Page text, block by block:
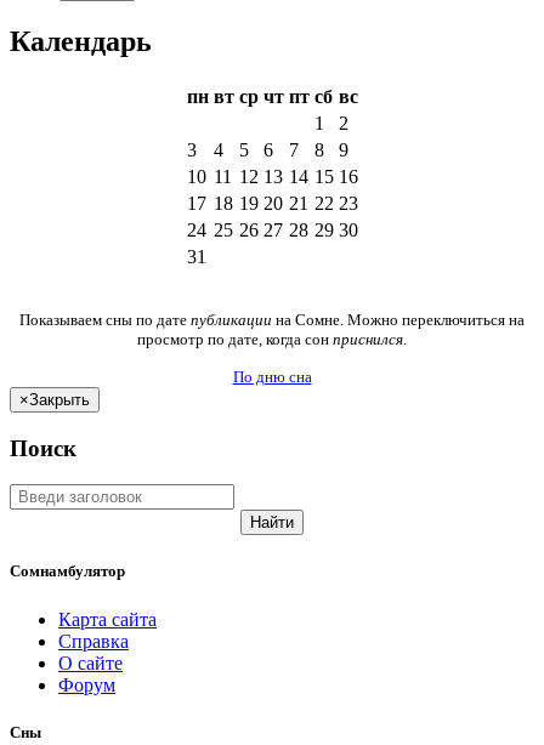
Календарь
пн вт ср чт пт сб вс
1
2
3
4 5 6 7 8
9
10 11 12 13 14 15 16
17 18 19 20 21 22 23
24 25 26 27 28 29 30
31
Показываем сны по дате публикации на Сомне. Можно переключиться на
просмотр по дате, когда сон приснился
По дню сна
×Закрыть
Поиск
Найти
Сомнамбулятор
Карта сайта
Справка
О сайте
Форум
Сны